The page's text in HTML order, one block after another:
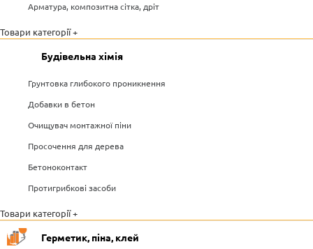
Арматура, композитна сітка, дріт
Товари категорії +
Будівельна хімія
Грунтовка глибокого проникнення
Добавки в бетон
Очищувач монтажної піни
Просочення для дерева
Бетоноконтакт
Протигрибкові засоби
Товари категорії +
Герметик, піна, клей